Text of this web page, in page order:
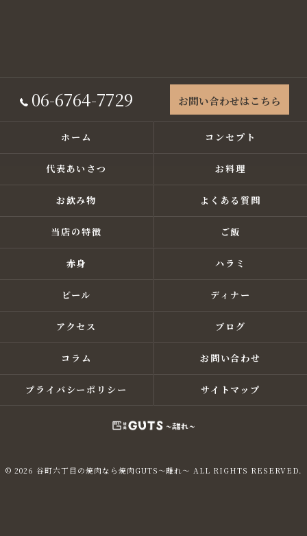
06-6764-7729 お問い合わせはこちら
ホーム コンセプト
代表あいさつ お料理
お飲み物 よくある質問
当店の特徴 ご飯
赤身 ハラミ
ビール ディナー
アクセス ブログ
コラム お問い合わせ
プライバシーポリシー サイトマップ
© 2026 谷町六丁目の焼肉なら焼肉GUTS～離れ～ ALL RIGHTS RESERVED.